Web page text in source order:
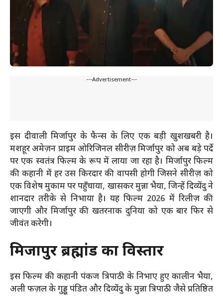
---Advertisement---
इस दीवाली मिर्जापुर के फैन्स के लिए एक बड़ी खुशखबरी है।
मशहूर अमेज़न प्राइम ओरिजिनल सीरीज़ मिर्जापुर को अब बड़े पर्दे
पर एक स्वतंत्र फिल्म के रूप में लाया जा रहा है। मिर्जापुर फिल्म
की कहानी में हर उस किरदार की वापसी होगी जिसने सीरीज़ को
एक विशेष मुकाम पर पहुँचाया, खासकर मुन्ना भैया, जिन्हें दिव्येंदु ने
शानदार तरीके से निभाया है। यह फिल्म 2026 में रिलीज़ की
जाएगी और मिर्जापुर की खतरनाक दुनिया को एक बार फिर से
जीवंत करेगी।
मिर्जापुर ब्रह्मांड का विस्तार
इस फिल्म की कहानी पंकज त्रिपाठी के निभाए हुए कालीन भैया,
अली फज़ल के गुड्डू पंडित और दिव्येंदु के मुन्ना त्रिपाठी जैसे प्रतिष्ठित